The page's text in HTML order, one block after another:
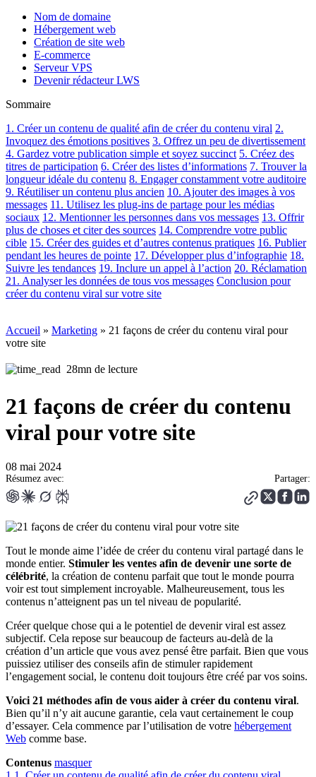
Nom de domaine
Hébergement web
Création de site web
E-commerce
Serveur VPS
Devenir rédacteur LWS
Sommaire
1. Créer un contenu de qualité afin de créer du contenu viral 2.
Invoquez des émotions positives 3. Offrez un peu de divertissement
4. Gardez votre publication simple et soyez succinct 5. Créez des
titres de participation 6. Créer des listes d’informations 7. Trouver la
longueur idéale du contenu 8. Engager constamment votre auditoire
9. Réutiliser un contenu plus ancien 10. Ajouter des images à vos
messages 11. Utilisez les plug-ins de partage pour les médias
sociaux 12. Mentionner les personnes dans vos messages 13. Offrir
plus de choses et citer des sources 14. Comprendre votre public
cible 15. Créer des guides et d’autres contenus pratiques 16. Publier
pendant les heures de pointe 17. Développer plus d’infographie 18.
Suivre les tendances 19. Inclure un appel à l’action 20. Réclamation
21. Analyser les données de tous vos messages Conclusion pour
créer du contenu viral sur votre site
Accueil » Marketing » 21 façons de créer du contenu viral pour
votre site
28mn de lecture
21 façons de créer du contenu
viral pour votre site
08 mai 2024
Résumez avec: Partager:
Tout le monde aime l’idée de créer du contenu viral partagé dans le
monde entier. Stimuler les ventes afin de devenir une sorte de
célébrité, la création de contenu parfait que tout le monde pourra
voir est tout simplement incroyable. Malheureusement, tous les
contenus n’atteignent pas un tel niveau de popularité.
Créer quelque chose qui a le potentiel de devenir viral est assez
subjectif. Cela repose sur beaucoup de facteurs au-delà de la
création d’un article que vous avez pensé être parfait. Bien que vous
puissiez utiliser des conseils afin de stimuler rapidement
l’engagement social, le contenu doit toujours être créé par vos soins.
Voici 21 méthodes afin de vous aider à créer du contenu viral.
Bien qu’il n’y ait aucune garantie, cela vaut certainement le coup
d’essayer. Cela commence par l’utilisation de votre hébergement
Web comme base.
Contenus masquer